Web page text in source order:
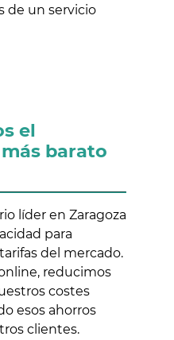
de un servicio
el
barato
líder en Zaragoza
para
del mercado.
reducimos
costes
esos ahorros
clientes.